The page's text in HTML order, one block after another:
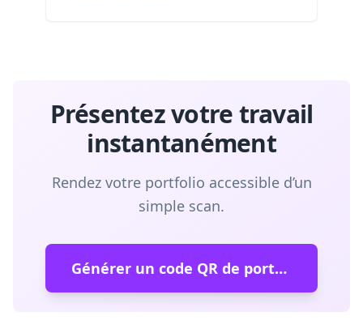
Présentez votre travail
instantanément
Rendez votre portfolio accessible d’un
simple scan.
Générer un code QR de portefeuille